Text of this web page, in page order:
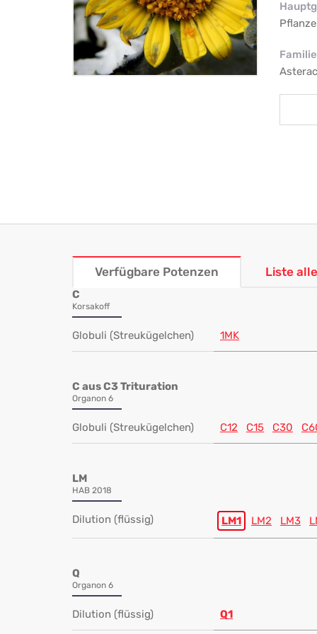
Pflanze
Familie
Verfügbare Potenzen Liste
C
Korsakoff
Globuli (Streukügelchen) 1MK
C aus C3 Trituration
Organon 6
Globuli (Streukügelchen) C12 C15 C30
LM
HAB 2018
Dilution (flüssig) LM1 LM2 LM3
Q
Organon 6
Dilution (flüssig) Q1